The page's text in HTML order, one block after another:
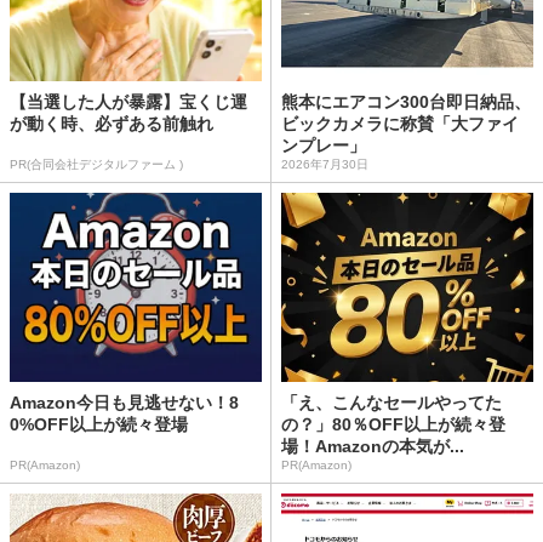
【当選した人が暴露】宝くじ運
が動く時、必ずある前触れ
PR(合同会社デジタルファーム )
熊本にエアコン300台即日納品、
ビックカメラに称賛「大ファイ
ンプレー」
2026年7月30日
Amazon今日も見逃せない！8
0%OFF以上が続々登場
PR(Amazon)
「え、こんなセールやってた
の？」80％OFF以上が続々登
場！Amazonの本気が...
PR(Amazon)